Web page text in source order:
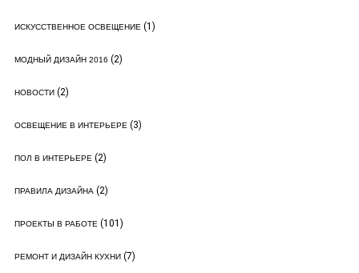
ИСКУССТВЕННОЕ ОСВЕЩЕНИЕ(1)
МОДНЫЙ ДИЗАЙН 2016 (2)
НОВОСТИ(2)
ОСВЕЩЕНИЕ В ИНТЕРЬЕРЕ(3)
ПОЛ В ИНТЕРЬЕРЕ(2)
ПРАВИЛА ДИЗАЙНА(2)
ПРОЕКТЫ В РАБОТЕ(101)
РЕМОНТ И ДИЗАЙН КУХНИ(7)